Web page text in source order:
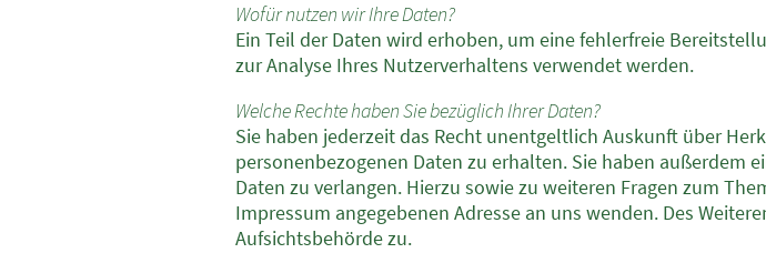
Wofür nutzen wir Ihre Daten?
Ein Teil der Daten wird erhoben, um eine fehlerfreie
zur Analyse Ihres Nutzerverhaltens verwendet werden.
Welche Rechte haben Sie bezüglich Ihrer Daten?
Sie haben jederzeit das Recht unentgeltlich Auskunft über
personenbezogenen Daten zu erhalten. Sie haben außerdem
Daten zu verlangen. Hierzu sowie zu weiteren Fragen zum
Impressum angegebenen Adresse an uns wenden. Des
Aufsichtsbehörde zu.